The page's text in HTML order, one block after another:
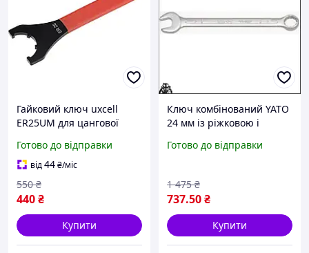
Гайковий ключ uxcell
ER25UM для цангової
верстата інструмент із
вуглецевої сталі з
нековзною ручкою 210
мм
Готово до відправки
від44₴/міс
440₴
550 ₴
Купити
Ключ комбінований YATO
24 мм із ріжковою і
зручної роботи з гайками
Готово до відправки
737.50₴
1 475 ₴
Купити